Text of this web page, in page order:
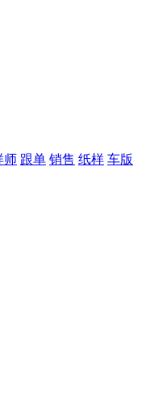
师 跟单 销售 纸样 车版